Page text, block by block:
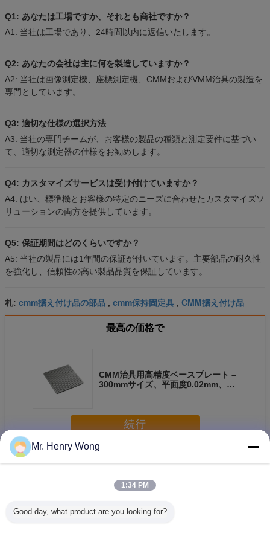
Q1: あなたは工場ですか、それとも商社ですか？
A1: 当社は工場であり、24時間以内に返信いたします。
Q2: あなたの会社は主に何を製造していますか？
A2: 当社は画像測定機、座標測定機、CMMおよびVMM治具の製造を
専門としています。
Q3: 適切な仕様の選択方法
A3: 当社の専門チームが、お客様の製品の種類と測定要件に基づい
て、適切な測定器の仕様をお勧めします。
Q4: カスタマイズサービスは受け付けていますか？
A4: はい、標準機とお客様の特定のニーズに合わせたカスタマイズソ
リューションの両方を提供しています。
Q5: 保証期間はどのくらいですか？
A5: 当社の製品には1年間の保証が付いています。主要部品の耐久性
を強化し、信頼性の高い製品品質を保証しています。
札: cmm据え付け品の部品 , cmm保持固定具 , CMM据え付け品
最高の価格で
CMM治具用高精度ベースプレート –
300mmサイズ、平面度0.02mm、3D
続行
多くCMM据え付け品のキット
Mr. Henry Wong
1:34 PM
Good day, what product are you looking for?